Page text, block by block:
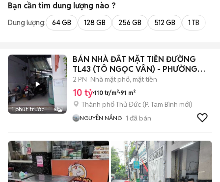
Bạn cần tìm dung lượng nào ?
Dung lượng: 64 GB 128 GB 256 GB 512 GB 1 TB
1 phút trước 5
BÁN NHÀ ĐẤT MẶT TIỀN ĐƯỜNG
TL43 (TÔ NGỌC VÂN) - PHƯỜNG
TAM BÌNH-TPHCM
2 PN Nhà mặt phố, mặt tiền
10 tỷ 110 tr/m² 91 m²
Thành phố Thủ Đức (P. Tam Bình mới)
NGUYỄN NẮNG 1 đã bán